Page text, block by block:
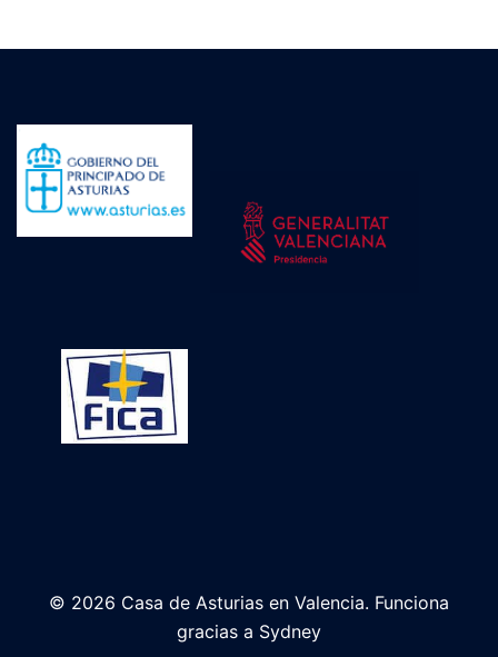
© 2026 Casa de Asturias en Valencia. Funciona
gracias a Sydney